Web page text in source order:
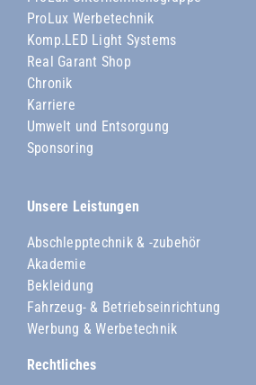
ProLux Werbetechnik
Komp.LED Light Systems
Real Garant Shop
Chronik
Karriere
Umwelt und Entsorgung
Sponsoring
Unsere Leistungen
Abschlepptechnik & -zubehör
Akademie
Bekleidung
Fahrzeug- & Betriebseinrichtung
Werbung & Werbetechnik
Rechtliches